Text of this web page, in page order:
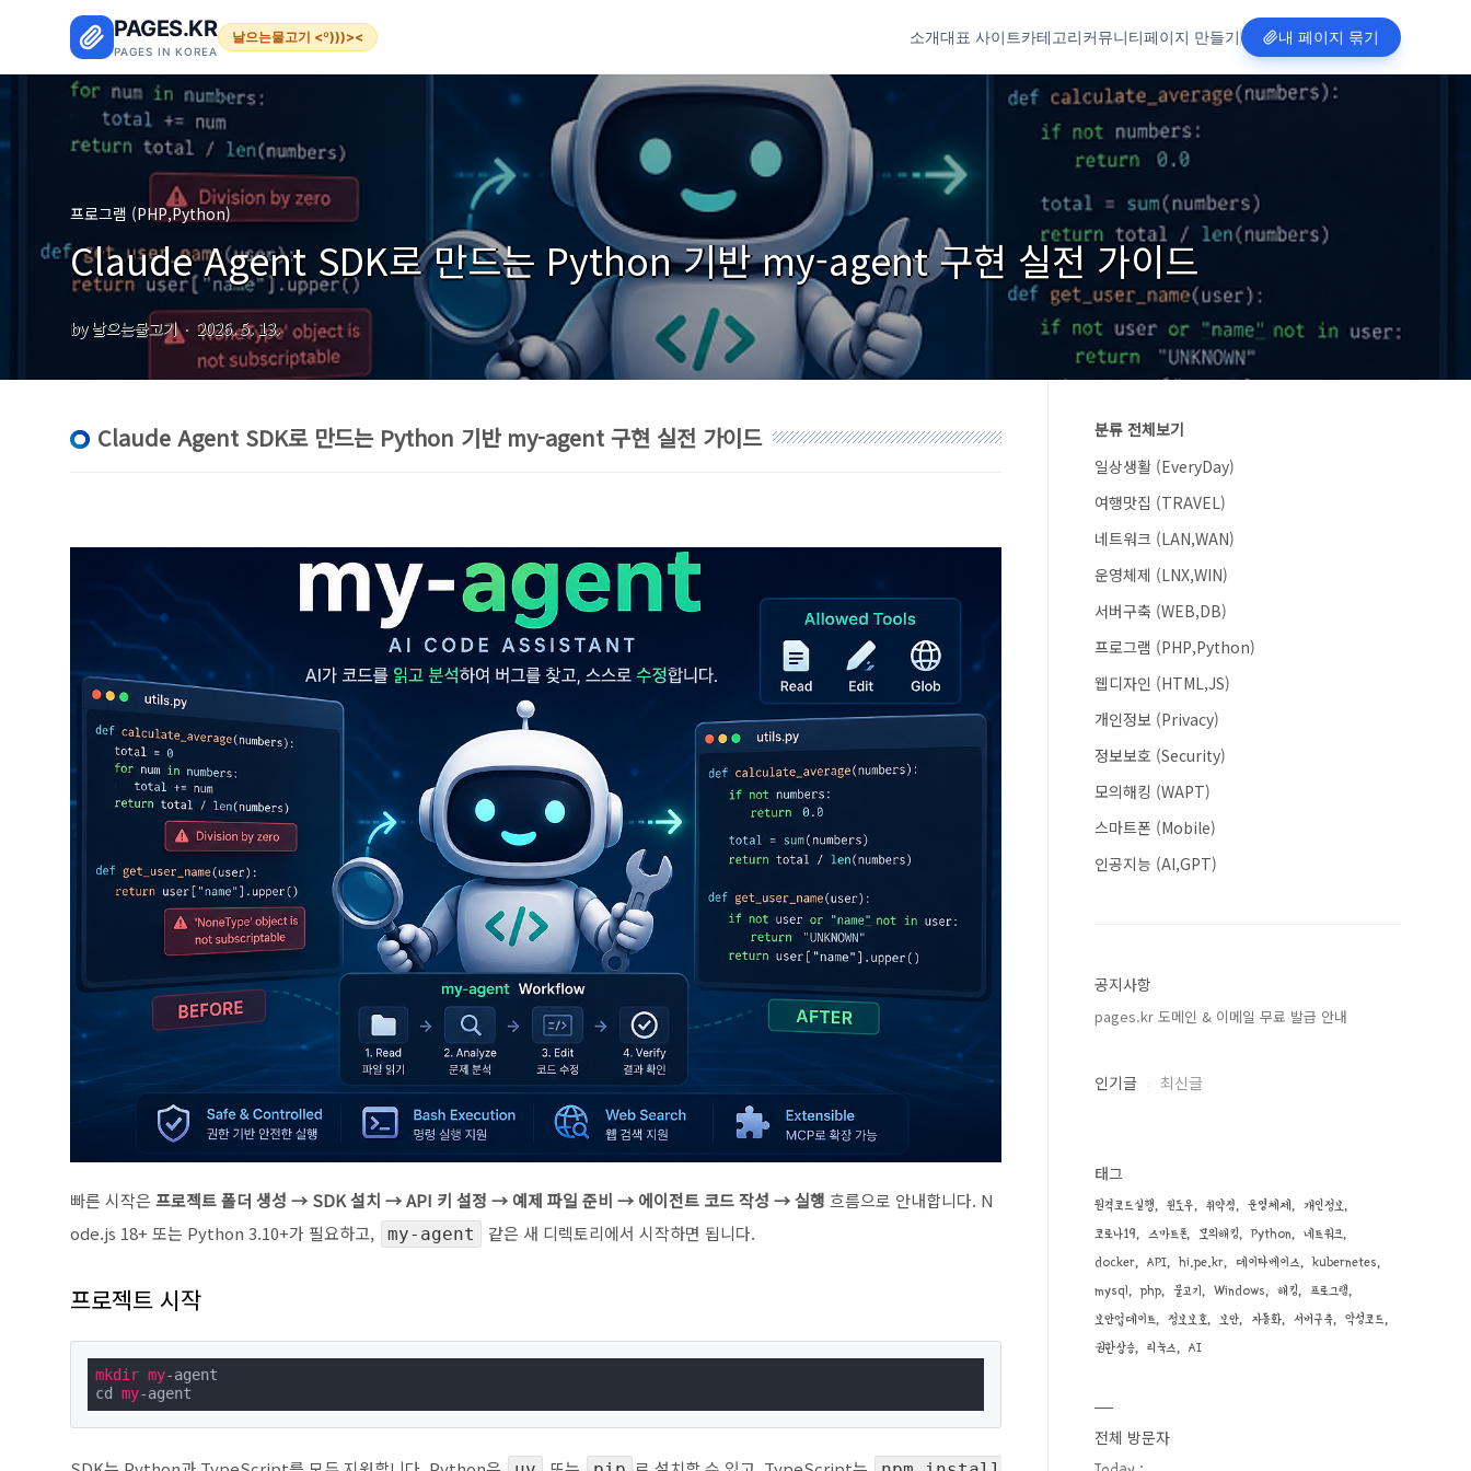
PAGES.KR
PAGES IN KOREA
날으는물고기 <º)))>< 소개대표 사이트카테고리커뮤니티페이지 만들기 내 페이지 묶기
프로그램 (PHP,Python)
Claude Agent SDK로 만드는 Python 기반 my-agent 구현 실전 가이드
by 날으는물고기 2026. 5. 13.
Claude Agent SDK로 만드는 Python 기반 my-agent 구현 실전 가이드
빠른 시작은 프로젝트 폴더 생성 → SDK 설치 → API 키 설정 → 예제 파일 준비 → 에이전트 코드 작성 → 실행 흐름으로 안내합니다. N
ode.js 18+ 또는 Python 3.10+가 필요하고,
my-agent 같은 새 디렉토리에서 시작하면 됩니다.
프로젝트 시작
mkdir my-agent
cd my-agent
분류 전체보기
일상생활 (EveryDay)
여행맛집 (TRAVEL)
네트워크 (LAN,WAN)
운영체제 (LNX,WIN)
서버구축 (WEB,DB)
프로그램 (PHP,Python)
웹디자인 (HTML,JS)
개인정보 (Privacy)
정보보호 (Security)
모의해킹 (WAPT)
스마트폰 (Mobile)
인공지능 (AI,GPT)
공지사항
pages.kr 도메인 & 이메일 무료 발급 안내
인기글 최신글
태그
원격코드실행 윈도우 취약점 운영체제
개인정보
코로나19
스마트폰 모의해킹 Python
네트워크
docker
API hi.pe.kr 데이타베이스
kubernetes
mysql
php 물고기 Windows 해킹
프로그램
보안업데이트
정보보호 보안 자동화 서버구축
악성코드
권한상승
리눅스 AI
전체 방문자